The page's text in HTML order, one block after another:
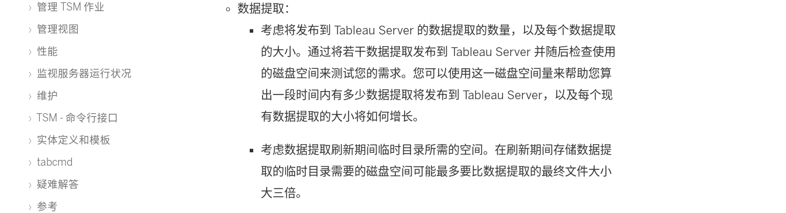
管理 TSM 作业
管理视图
性能
监视服务器运行状况
维护
TSM - 命令行接口
实体定义和模板
tabcmd
疑难解答
参考
数据提取：
考虑将发布到 Tableau Server 的数据提取的数量，以及每个数据提取
的大小。通过将若干数据提取发布到 Tableau Server 并随后检查使用
的磁盘空间来测试您的需求。您可以使用这一磁盘空间量来帮助您算
出一段时间内有多少数据提取将发布到 Tableau Server，以及每个现
有数据提取的大小将如何增长。
考虑数据提取刷新期间临时目录所需的空间。在刷新期间存储数据提
取的临时目录需要的磁盘空间可能最多要比数据提取的最终文件大小
大三倍。